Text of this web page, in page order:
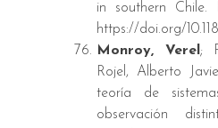
in southern Chile.
https://doi.org/
Monroy, Verel;
Rojel, Alberto
teoría de
observación